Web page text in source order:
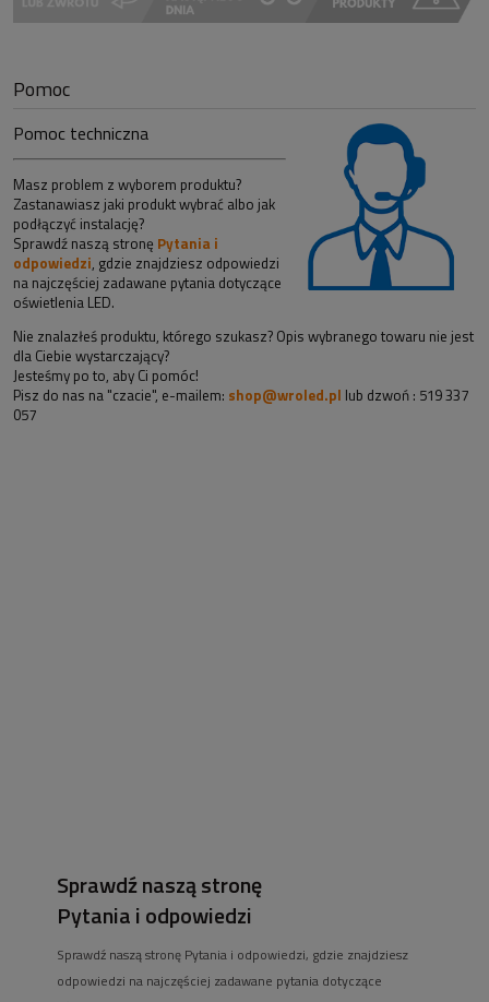
Pomoc
Pomoc techniczna
Masz problem z wyborem produktu?
Zastanawiasz jaki produkt wybrać albo jak
podłączyć instalację?
Sprawdź naszą stronę Pytania i
odpowiedzi, gdzie znajdziesz odpowiedzi
na najczęściej zadawane pytania dotyczące
oświetlenia LED.
Nie znalazłeś produktu, którego szukasz? Opis wybranego towaru nie jest
dla Ciebie wystarczający?
Jesteśmy po to, aby Ci pomóc!
Pisz do nas na "czacie", e-mailem: shop@wroled.pl lub dzwoń : 519 337
057
Sprawdź naszą stronę
Pytania i odpowiedzi
Sprawdź naszą stronę Pytania i odpowiedzi, gdzie znajdziesz
odpowiedzi na najczęściej zadawane pytania dotyczące